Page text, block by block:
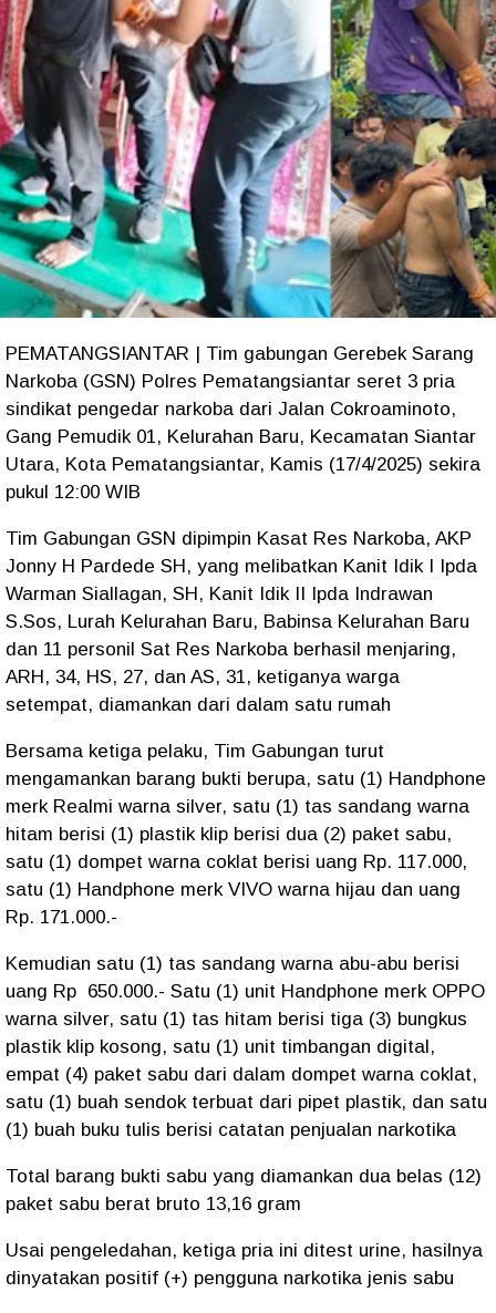
PEMATANGSIANTAR | Tim gabungan Gerebek Sarang
Narkoba (GSN) Polres Pematangsiantar seret 3 pria
sindikat pengedar narkoba dari Jalan Cokroaminoto,
Gang Pemudik 01, Kelurahan Baru, Kecamatan Siantar
Utara, Kota Pematangsiantar, Kamis (17/4/2025) sekira
pukul 12:00 WIB
Tim Gabungan GSN dipimpin Kasat Res Narkoba, AKP
Jonny H Pardede SH, yang melibatkan Kanit Idik I Ipda
Warman Siallagan, SH, Kanit Idik II Ipda Indrawan
S.Sos, Lurah Kelurahan Baru, Babinsa Kelurahan Baru
dan 11 personil Sat Res Narkoba berhasil menjaring,
ARH, 34, HS, 27, dan AS, 31, ketiganya warga
setempat, diamankan dari dalam satu rumah
Bersama ketiga pelaku, Tim Gabungan turut
mengamankan barang bukti berupa, satu (1) Handphone
merk Realmi warna silver, satu (1) tas sandang warna
hitam berisi (1) plastik klip berisi dua (2) paket sabu,
satu (1) dompet warna coklat berisi uang Rp. 117.000,
satu (1) Handphone merk VIVO warna hijau dan uang
Rp. 171.000.-
Kemudian satu (1) tas sandang warna abu-abu berisi
uang Rp 650.000.- Satu (1) unit Handphone merk OPPO
warna silver, satu (1) tas hitam berisi tiga (3) bungkus
plastik klip kosong, satu (1) unit timbangan digital,
empat (4) paket sabu dari dalam dompet warna coklat,
satu (1) buah sendok terbuat dari pipet plastik, dan satu
(1) buah buku tulis berisi catatan penjualan narkotika
Total barang bukti sabu yang diamankan dua belas (12)
paket sabu berat bruto 13,16 gram
Usai pengeledahan, ketiga pria ini ditest urine, hasilnya
dinyatakan positif (+) pengguna narkotika jenis sabu